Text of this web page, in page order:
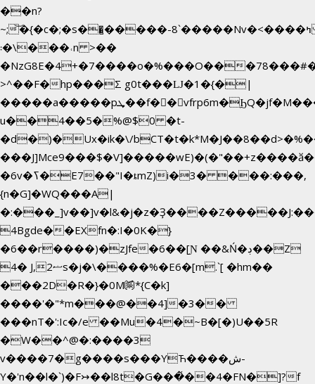
��n?
~;͝�{�c�;�s��̺�����-8`�����Nvߤ����>�
��\�܃�˓n >��
�NzG8E�4+�7����o�%���O��
>^��F�hp���Σ g0t���Ǉ�1�{�|
�����a�����pܜ��f��vfrp6m�ϦQ�jf�M����J:�x��-?
u��4��5�%@$0 �t-
�d�)�Ux�ik�\/
���J]Mce9���$�V]�����wE)�(�"��+z���
�6v�ߖ�E7��"I�ȶmZ)i�3� ���:���,
{n�G]�WQ���A|
4Bgde��EXfn�:I�0K�}
�6��r����)�zJfe�6��[Ɲ ��&Ń�ڊ��Z
4� J,ޟ2s�j�\����%�E6�[m.`[ �hm��
���2D�R�}�0M㉀*{C�k]
����'�"*m���@��4]�3��
���nT�':Ic�/e ��Mu�4�~B�[�)U��5R
�W��^@�:����3
v����7�g����s���YЋ����ش-
Y�'n��l�`)�F↣��l8t�G���͑��4�FN�]?f